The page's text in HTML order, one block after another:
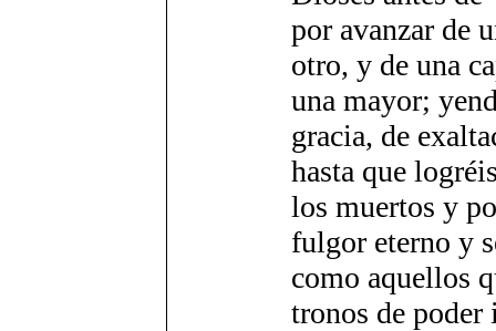
por avanzar de
otro, y de una
una mayor;
gracia, de
hasta que
los muertos y
fulgor eterno y
como aquellos
tronos de